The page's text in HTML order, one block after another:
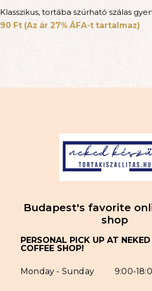
Klasszikus, tortába szúrható szálas
90 Ft (Az ár 27% ÁFA-t tartalmaz)
Budapest's favorite
shop
PERSONAL PICK UP AT
COFFEE SHOP!
Monday - Sunday 9:00-